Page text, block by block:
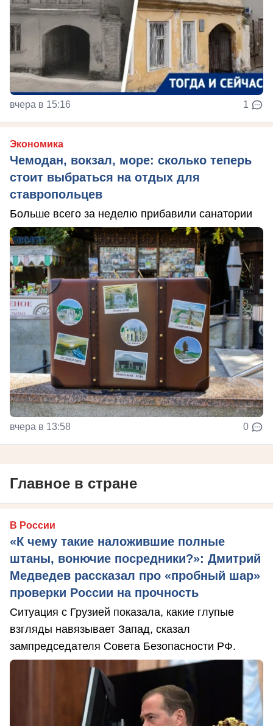
вчера в 15:16 1
Экономика
Чемодан, вокзал, море: сколько теперь
стоит выбраться на отдых для
ставропольцев
Больше всего за неделю прибавили санатории
вчера в 13:58 0
Главное в стране
В России
«К чему такие наложившие полные
штаны, вонючие посредники?»: Дмитрий
Медведев рассказал про «пробный шар»
проверки России на прочность
Ситуация с Грузией показала, какие глупые
взгляды навязывает Запад, сказал
зампредседателя Совета Безопасности РФ.